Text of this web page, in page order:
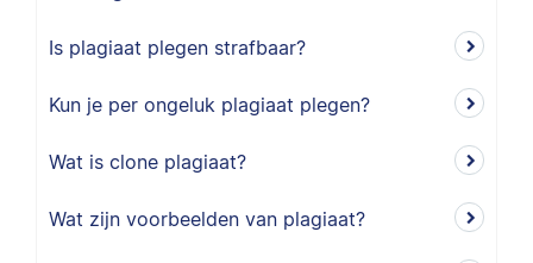
Is plagiaat plegen strafbaar?
Kun je per ongeluk plagiaat plegen?
Wat is clone plagiaat?
Wat zijn voorbeelden van plagiaat?